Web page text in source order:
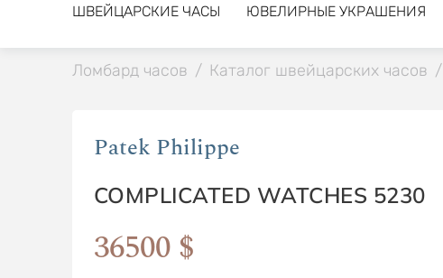
ШВЕЙЦАРСКИЕ ЧАСЫ ЮВЕЛИРНЫЕ УКРАШЕНИЯ
Ломбард часов / Каталог швейцарских часов /
Patek Philippe
COMPLICATED WATCHES 5230
36500 $